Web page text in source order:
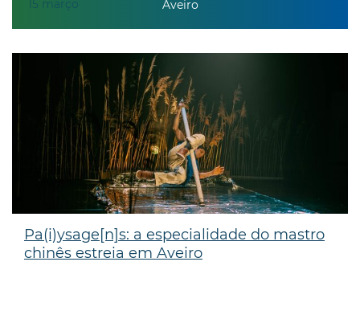
15 março Aveiro
Pa(i)ysage[n]s: a especialidade do mastro
chinês estreia em Aveiro